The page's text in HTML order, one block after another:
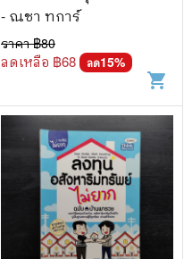
- ณชา ทการ์
ราคา ฿80
ลดเหลือ ฿68 ลด15%
shopping_cart